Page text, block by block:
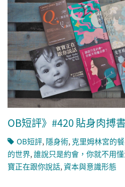
OB短評》#420 貼身肉搏
OB短評, 隱身術, 克里姆林宮的
的世界,誰說只是約會，你就不用懂
寶正在跟你說話,資本與意識形態